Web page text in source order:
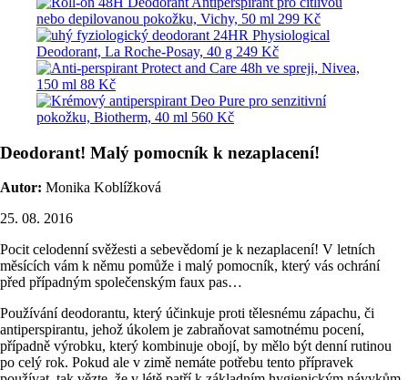
Deodorant! Malý pomocník k nezaplacení!
Autor: Monika Koblížková
25. 08. 2016
Pocit celodenní svěžesti a sebevědomí je k nezaplacení! V letních
měsících vám k němu pomůže i malý pomocník, který vás ochrání
před případným společenským faux pas…
Používání deodorantu, který účinkuje proti tělesnému zápachu, či
antiperspirantu, jehož úkolem je zabraňovat samotnému pocení,
případně výrobku, který kombinuje obojí, by mělo být denní rutinou
po celý rok. Pokud ale v zimě nemáte potřebu tento přípravek